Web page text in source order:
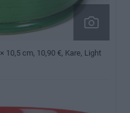
10,5 cm, 10,90 €, Kare, Light